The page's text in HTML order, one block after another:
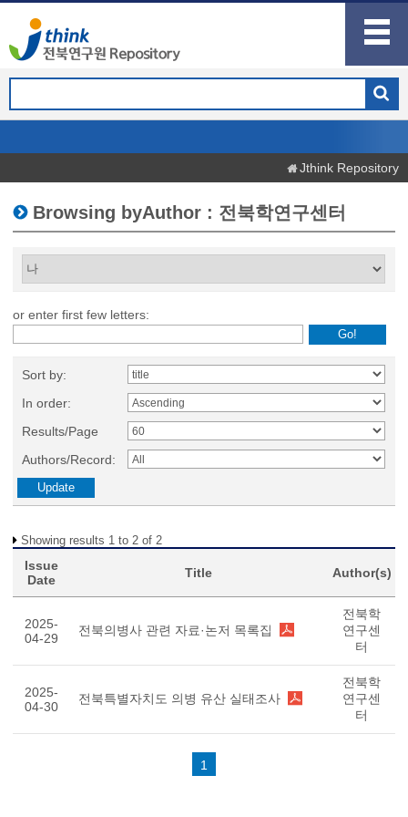
Jthink Repository
Browsing byAuthor : 전북학연구센터
or enter first few letters:
Sort by:
In order:
Results/Page
Authors/Record:
Showing results 1 to 2 of 2
Issue
Date
Title Author(s)
2025-
04-29
전북의병사 관련 자료·논저 목록집
전북학
연구센
터
2025-
04-30
전북특별자치도 의병 유산 실태조사
전북학
연구센
터
1